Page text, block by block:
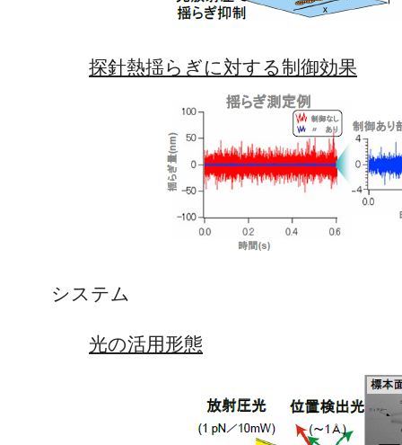
探針熱揺らぎに対する制御効果
システム
光の活用形態